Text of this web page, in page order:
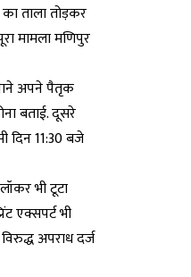
ताला तोड़कर
मामला मणिपुर
अपने पैतृक
बताई. दूसरे
दिन 11:30 बजे
भी टूटा
एक्सपर्ट भी
अपराध दर्ज